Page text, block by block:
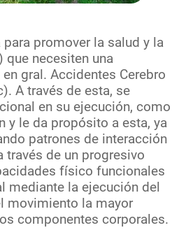
promover la salud y la
necesiten una
gral. Accidentes Cerebro
A través de esta, se
en su ejecución, como
le da propósito a esta, ya
patrones de interacción
de un progresivo
físico funcionales
mediante la ejecución del
movimiento la mayor
componentes corporales.